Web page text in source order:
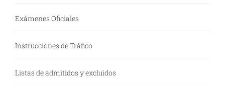
Exámenes Oficiales
Instrucciones de Tráfico
Listas de admitidos y excluidos